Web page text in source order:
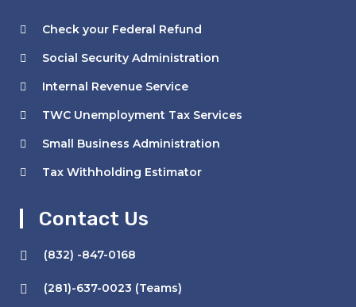
Check your Federal Refund
Social Security Administration
Internal Revenue Service
TWC Unemployment Tax Services
Small Business Administration
Tax Withholding Estimator
Contact Us
(832) -847-0168
(281)-637-0023 (Teams)